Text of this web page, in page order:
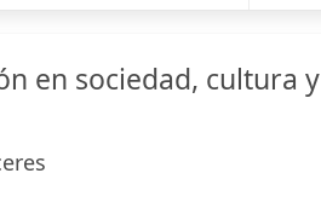
en sociedad, cultura y